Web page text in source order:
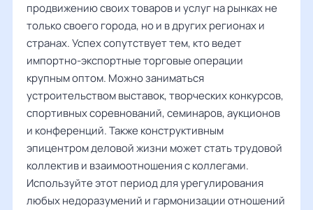
продвижению своих товаров и услуг на рынках не
только своего города, но и в других регионах и
странах. Успех сопутствует тем, кто ведет
импортно-экспортные торговые операции
крупным оптом. Можно заниматься
устроительством выставок, творческих конкурсов,
спортивных соревнований, семинаров, аукционов
и конференций. Также конструктивным
эпицентром деловой жизни может стать трудовой
коллектив и взаимоотношения с коллегами.
Используйте этот период для урегулирования
любых недоразумений и гармонизации отношений